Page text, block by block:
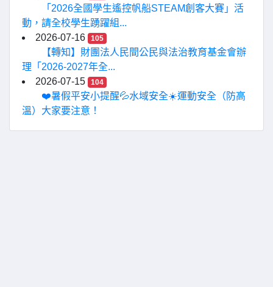
「2026全國學生遙控帆船STEAM創客大賽」活
動，請全校學生踴躍組...
2026-07-16
105
【轉知】財團法人民間公民與法治教育基金會辦
理「2026-2027年全...
2026-07-15
104
❤️暑假平安小提醒💦水域安全☀️運動安全（防高
溫）大家要注意！